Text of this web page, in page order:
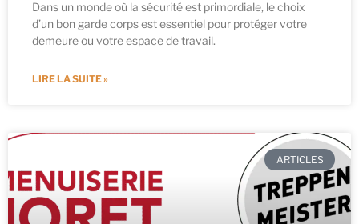
Dans un monde où la sécurité est primordiale, le choix
d’un bon garde corps est essentiel pour protéger votre
demeure ou votre espace de travail.
LIRE LA SUITE »
ARTICLES